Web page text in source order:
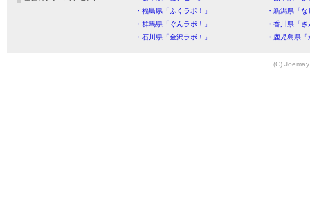
・福島県「ふくラボ！」
・新潟県「
・群馬県「ぐんラボ！」
・香川県「
・石川県「金沢ラボ！」
・鹿児島県
(C)